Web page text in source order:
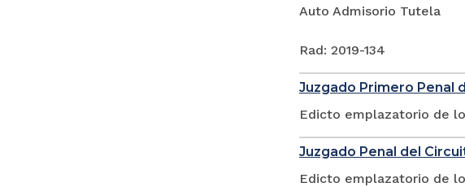
Auto Admisorio Tutela
Rad: 2019-134
Juzgado Primero Penal
Edicto emplazatorio de
Juzgado Penal del
Edicto emplazatorio de